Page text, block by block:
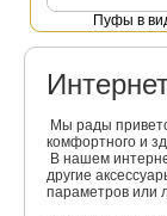
Пуфы в
Мы рады
комфортного и
В нашем
другие
параметров или